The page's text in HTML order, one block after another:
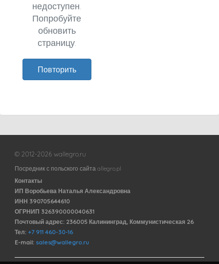
недоступен.
Попробуйте
обновить
страницу.
Повторить
© 2012-2026 wallegro.ru
Посредник с польского сайта allegro.pl
Контакты
ИП Воробьева Наталья Александровна
ИНН 390705644610
ОГРНИП 326390000040631
Почтовый адрес: 236005 Калининград, Коммунистическая 26
Тел: +7 911 460-30-16
E-mail: sales@wallegro.ru